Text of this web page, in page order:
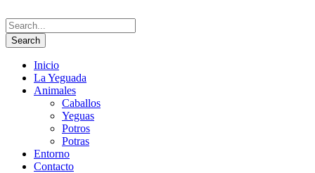
Inicio
La Yeguada
Animales
Caballos
Yeguas
Potros
Potras
Entorno
Contacto